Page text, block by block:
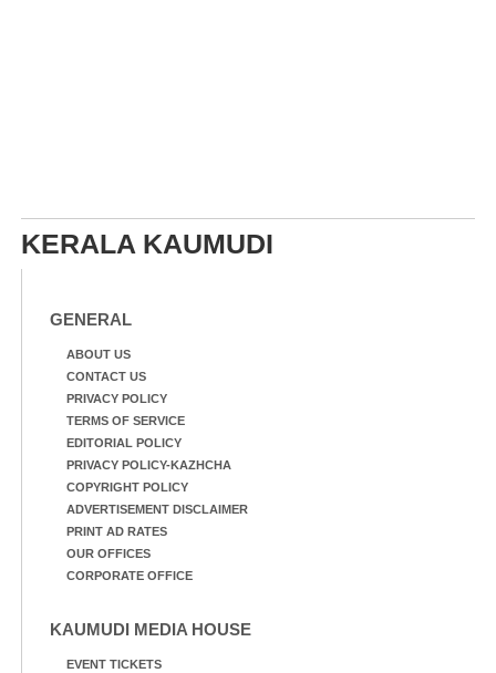
KERALA KAUMUDI
GENERAL
ABOUT US
CONTACT US
PRIVACY POLICY
TERMS OF SERVICE
EDITORIAL POLICY
PRIVACY POLICY-KAZHCHA
COPYRIGHT POLICY
ADVERTISEMENT DISCLAIMER
PRINT AD RATES
OUR OFFICES
CORPORATE OFFICE
KAUMUDI MEDIA HOUSE
EVENT TICKETS